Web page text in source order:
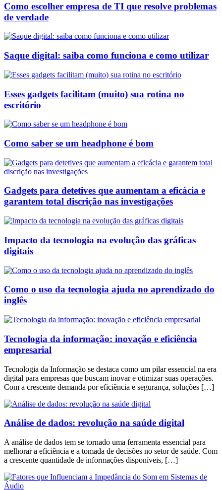
Como escolher empresa de TI que resolve problemas
de verdade
Saque digital: saiba como funciona e como utilizar
Esses gadgets facilitam (muito) sua rotina no
escritório
Como saber se um headphone é bom
Gadgets para detetives que aumentam a eficácia e
garantem total discrição nas investigações
Impacto da tecnologia na evolução das gráficas
digitais
Como o uso da tecnologia ajuda no aprendizado do
inglês
Tecnologia da informação: inovação e eficiência
empresarial
Tecnologia da Informação se destaca como um pilar essencial na era
digital para empresas que buscam inovar e otimizar suas operações.
Com a crescente demanda por eficiência e segurança, soluções […]
Análise de dados: revolução na saúde digital
A análise de dados tem se tornado uma ferramenta essencial para
melhorar a eficiência e a tomada de decisões no setor de saúde. Com
a crescente quantidade de informações disponíveis, […]